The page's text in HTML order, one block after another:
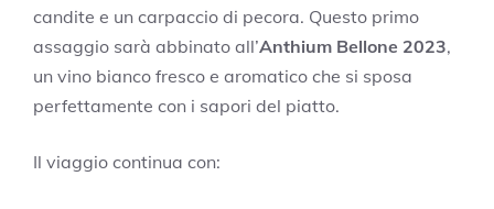
candite e un carpaccio di pecora. Questo primo
assaggio sarà abbinato all’Anthium Bellone 2023,
un vino bianco fresco e aromatico che si sposa
perfettamente con i sapori del piatto.
Il viaggio continua con: